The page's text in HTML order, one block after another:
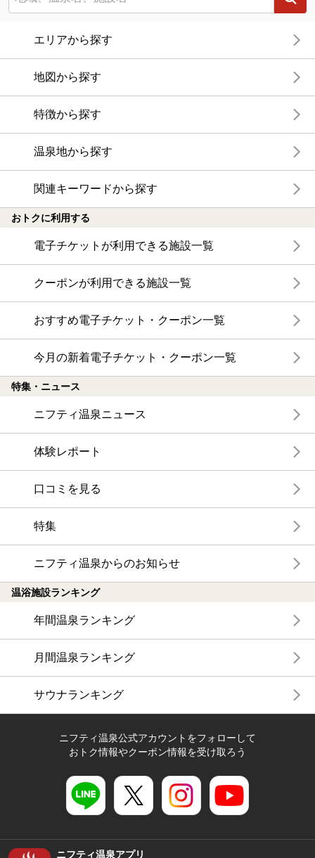
エリアから探す
地図から探す
特徴から探す
温泉地から探す
関連キーワードから探す
おトクに利用する
電子チケットが利用できる施設一覧
クーポンが利用できる施設一覧
おすすめ電子チケット・クーポン一覧
今月の新着電子チケット・クーポン一覧
特集・ニュース
ニフティ温泉ニュース
体験レポート
口コミを見る
特集
ニフティ温泉からのお知らせ
温浴施設ランキング
年間温泉ランキング
月間温泉ランキング
サウナランキング
ニフティ温泉公式アカウントをフォローして
おトク情報やクーポン情報を受け取ろう
ニフティ温泉アプリ